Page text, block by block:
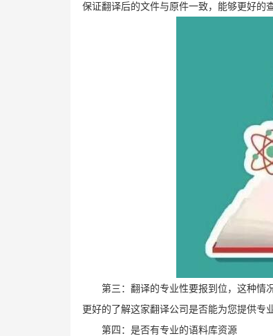
保证翻译后的文件与原件一致，能够更好的
第三：翻译的专业性要报到位，这种情
更好的了解这家翻译公司是否能为您提供专
第四：是否有专业的语料库资源